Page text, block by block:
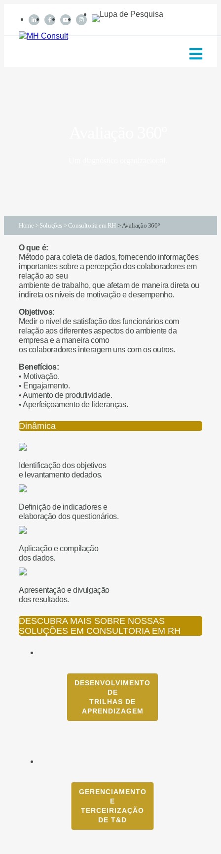
Home > Soluções >Consultoria em RH > Avaliação 360º
O que é:
Método para coleta de dados, fornecendo informações
importantes sobre a percepção dos colaboradores em
relação ao seu
ambiente de trabalho, que afetam de maneira direta ou
indireta os níveis de motivação e desempenho.
Objetivos:
Medir o nível de satisfação dos funcionários com
relação aos diferentes aspectos do ambiente da
empresa e a maneira como
os colaboradores interagem uns com os outros.
Benefícios:
• Motivação.
• Engajamento.
• Aumento de produtividade.
• Aperfeiçoamento de lideranças.
Dinâmica
Identificação dos objetivos
e levantamento dedados.
Definição de indicadores e
elaboração dos questionários.
Aplicação e compilação
dos dados.
Apresentação e divulgação
dos resultados.
DESCUBRA MAIS SOBRE NOSSAS
SOLUÇÕES EM CONSULTORIA EM RH
DESENVOLVIMENTO
DE
TRILHAS DE
APRENDIZAGEM
GERENCIAMENTO
E
TERCEIRIZAÇÃO
DE T&D